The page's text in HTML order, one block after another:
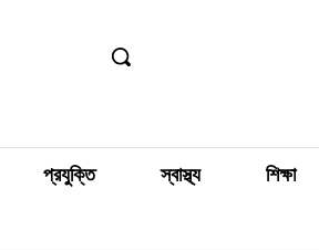
প্রযুক্তি স্বাস্থ্য শিক্ষা